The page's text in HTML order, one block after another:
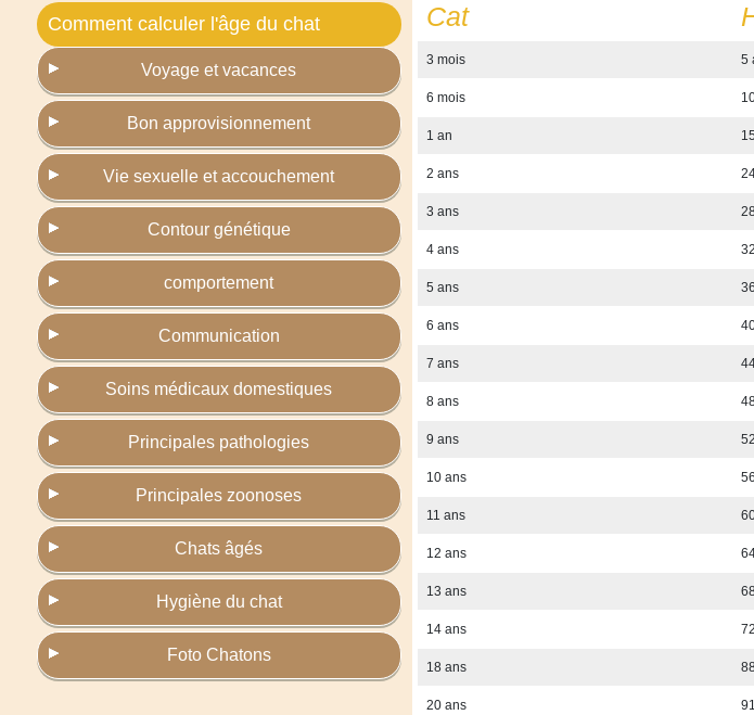
Comment calculer l'âge du chat
Voyage et vacances
Bon approvisionnement
Vie sexuelle et accouchement
Contour génétique
comportement
Communication
Soins médicaux domestiques
Principales pathologies
Principales zoonoses
Chats âgés
Hygiène du chat
Foto Chatons
Cat
3 mois 5
6 mois
1 an
2 ans
3 ans
4 ans
5 ans
6 ans
7 ans
8 ans
9 ans
10 ans
11 ans
12 ans
13 ans
14 ans
18 ans
20 ans